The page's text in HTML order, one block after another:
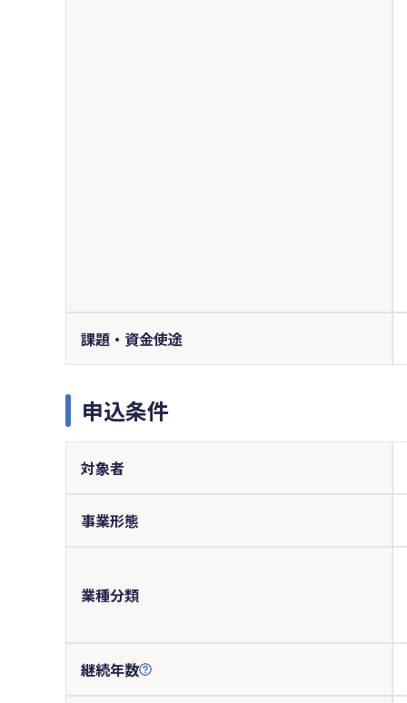
課題・資金使途
申込条件
対象者
事業形態
業種分類
継続年数